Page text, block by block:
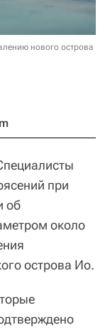
нового острова
при
об
около
острова Ио.